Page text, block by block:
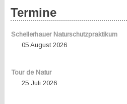
Termine
Schellerhauer Naturschutzpraktikum
05 August 2026
Tour de Natur
25 Juli 2026